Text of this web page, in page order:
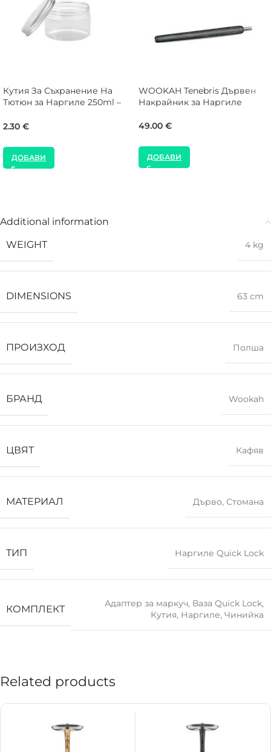
Кутия За Съхранение На
Тютюн за Наргиле 250ml –
2.30 €
ДОБАВИ
WOOKAH Tenebris Дървен
Накрайник за Наргиле
49.00 €
ДОБАВИ
Additional information
WEIGHT
4 kg
DIMENSIONS 63 cm
ПРОИЗХОД Полша
БРАНД Wookah
ЦВЯТ Кафяв
МАТЕРИАЛ Дърво, Стомана
ТИП Наргиле Quick Lock
КОМПЛЕКТ Адаптер за маркуч, Ваза Quick Lock,
Кутия, Наргиле, Чинийка
Related products